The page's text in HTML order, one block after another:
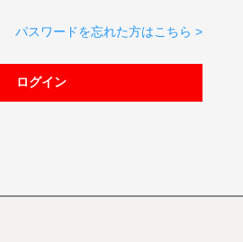
パスワードを忘れた方はこちら >
ログイン